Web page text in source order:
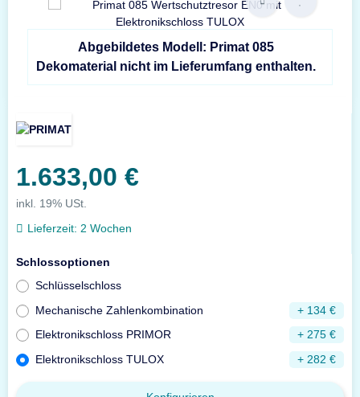
Abgebildetes Modell: Primat 085
Dekomaterial nicht im Lieferumfang enthalten.
1.633,00 €
inkl. 19% USt.
Lieferzeit: 2 Wochen
Schlossoptionen
Schlüsselschloss
Mechanische Zahlenkombination
+ 134 €
Elektronikschloss PRIMOR
+ 275 €
Elektronikschloss TULOX
+ 282 €